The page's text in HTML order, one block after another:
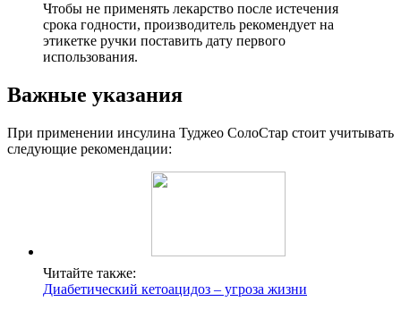
Чтобы не применять лекарство после истечения
срока годности, производитель рекомендует на
этикетке ручки поставить дату первого
использования.
Важные указания
При применении инсулина Туджео СолоСтар стоит учитывать
следующие рекомендации:
Читайте также:
Диабетический кетоацидоз – угроза жизни